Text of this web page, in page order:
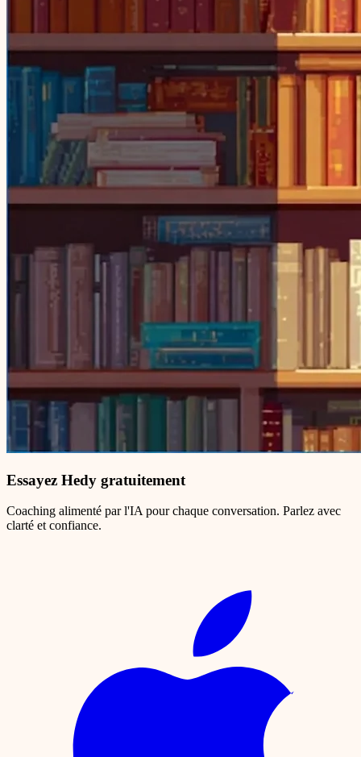
Essayez Hedy gratuitement
Coaching alimenté par l'IA pour chaque conversation. Parlez avec
clarté et confiance.